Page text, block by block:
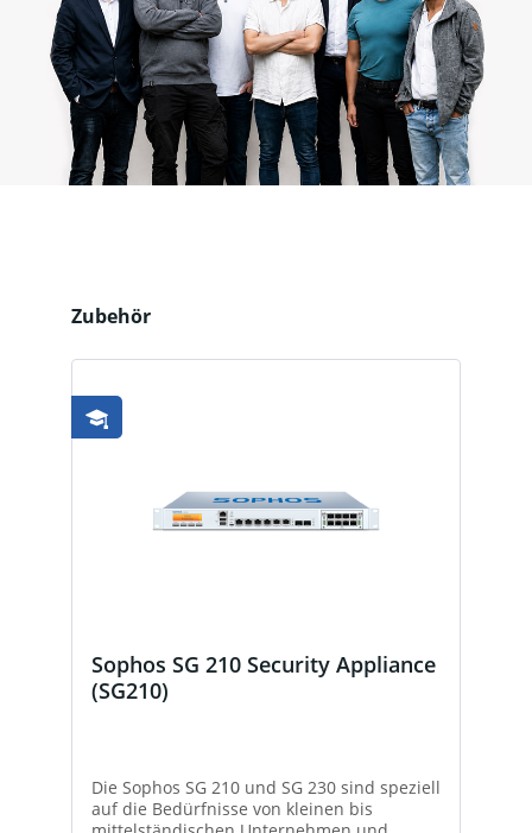
Produktgalerie überspringen
Zubehör
Sophos SG 210 Security Appliance
(SG210)
Die Sophos SG 210 und SG 230 sind speziell
auf die Bedürfnisse von kleinen bis